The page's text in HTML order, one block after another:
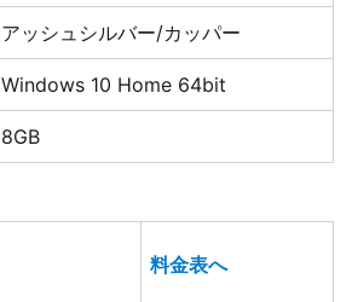
アッシュシルバー/カッパー
Windows 10 Home 64bit
8GB
料金表へ